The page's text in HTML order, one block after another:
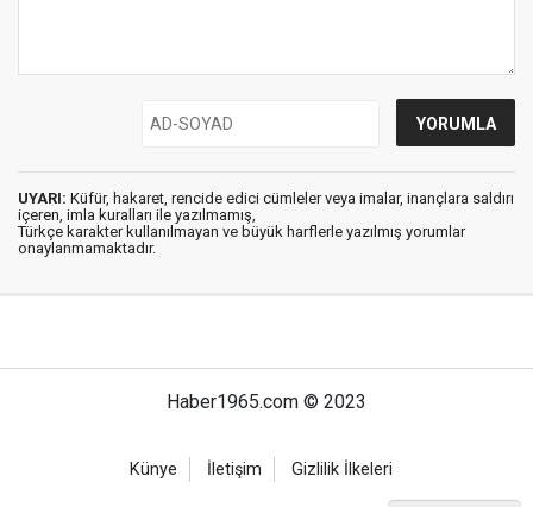
UYARI: Küfür, hakaret, rencide edici cümleler veya imalar, inançlara saldırı
içeren, imla kuralları ile yazılmamış,
Türkçe karakter kullanılmayan ve büyük harflerle yazılmış yorumlar
onaylanmamaktadır.
Haber1965.com © 2023
Künye İletişim Gizlilik İlkeleri